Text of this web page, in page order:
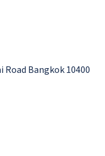
Bangkok 10400